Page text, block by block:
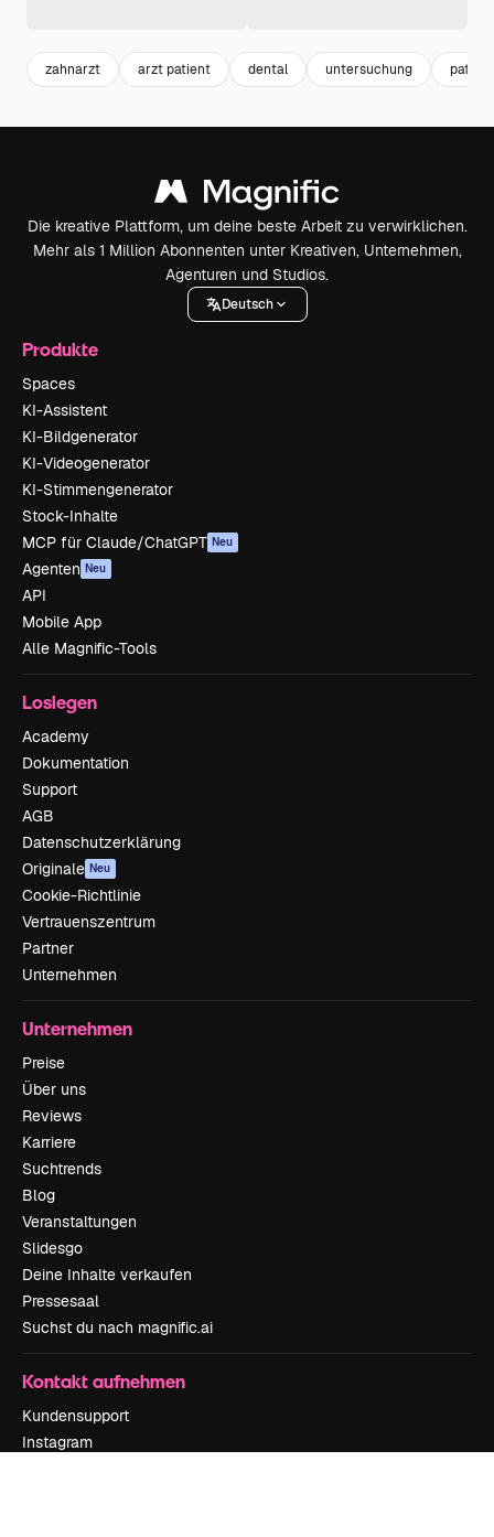
zahnarzt arzt patient dental untersuchung patient
Die kreative Plattform, um deine beste Arbeit zu verwirklichen.
Mehr als 1 Million Abonnenten unter Kreativen, Unternehmen,
Agenturen und Studios.
Deutsch
Produkte
Spaces
KI-Assistent
KI-Bildgenerator
KI-Videogenerator
KI-Stimmengenerator
Stock-Inhalte
MCP für Claude/ChatGPT Neu
Agenten Neu
API
Mobile App
Alle Magnific-Tools
Loslegen
Academy
Dokumentation
Support
AGB
Datenschutzerklärung
Originale Neu
Cookie-Richtlinie
Vertrauenszentrum
Partner
Unternehmen
Unternehmen
Preise
Über uns
Reviews
Karriere
Suchtrends
Blog
Veranstaltungen
Slidesgo
Deine Inhalte verkaufen
Pressesaal
Suchst du nach magnific.ai
Kontakt aufnehmen
Kundensupport
Instagram